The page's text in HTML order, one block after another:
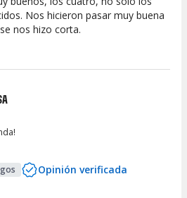
Nos hicieron pasar muy buena
nos hizo corta.
Opinión verificada